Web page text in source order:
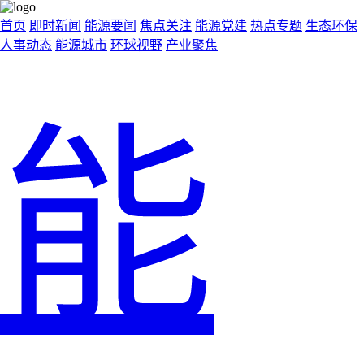
首页 即时新闻 能源要闻 焦点关注 能源党建 热点专题 生态环保
人事动态 能源城市 环球视野 产业聚焦
能